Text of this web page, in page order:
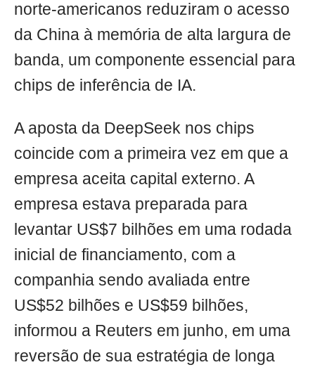
norte-americanos reduziram o acesso
da China à memória de alta largura de
banda, um componente essencial para
chips de inferência de IA.
A aposta da DeepSeek nos chips
coincide com a primeira vez em que a
empresa aceita capital externo. A
empresa estava preparada para
levantar US$7 bilhões em uma rodada
inicial de financiamento, com a
companhia sendo avaliada entre
US$52 bilhões e US$59 bilhões,
informou a Reuters em junho, em uma
reversão de sua estratégia de longa